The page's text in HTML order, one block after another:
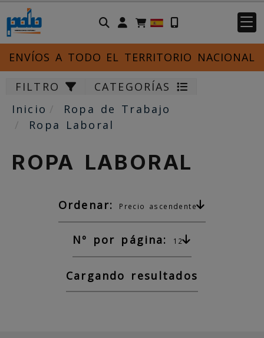
Identifícate
ENVÍOS A TODO EL TERRITORIO NACIONAL
FILTRO
CATEGORÍAS
Inicio
Ropa de Trabajo
Ropa Laboral
ROPA LABORAL
Ordenar: Precio ascendente
Nº por página: 12
Cargando resultados